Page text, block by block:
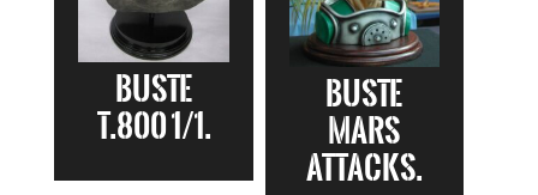
Buste
T.800 1/1.
Buste
Mars
Attacks.